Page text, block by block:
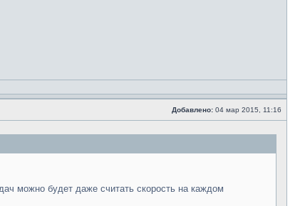
Добавлено: 04 мар 2015, 11:16
можно будет даже считать скорость на каждом